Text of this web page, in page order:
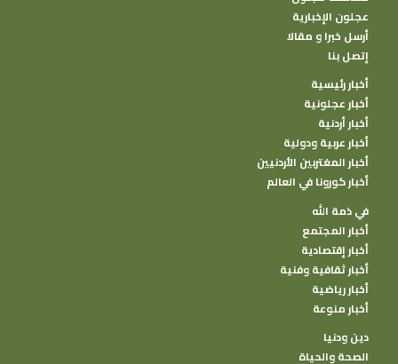
عجلون الإخبارية
أرسل خبرا و مقالا
إتصل بنا
أخبار رئيسية
أخبار عجلونية
أخبار أردنية
أخبار عربية ودولية
أخبار المغتربين الأردنيين
أخبار كورونا في العالم
في ذمة الله
أخبار المجتمع
أخبار إقتصادية
أخبار ثقافية وفنية
أخبار رياضية
أخبار منوعة
دين ودنيا
الصحة والحياة